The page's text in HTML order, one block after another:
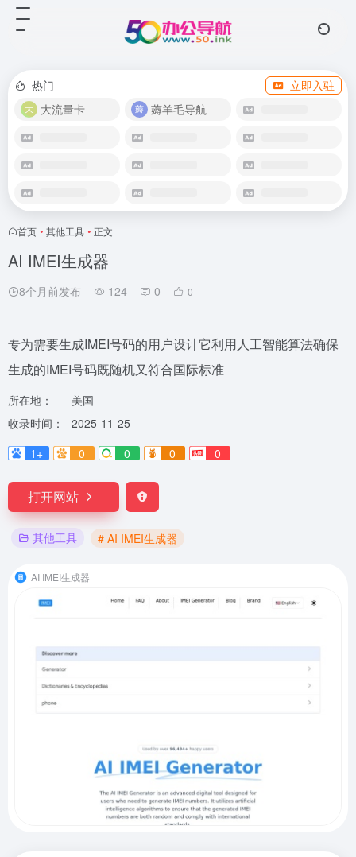
热门
立即入驻
大流量卡
薅羊毛导航
首页 • 其他工具 • 正文
AI IMEI生成器
8个月前发布 124 0 0
专为需要生成IMEI号码的用户设计它利用人工智能算法确保
生成的IMEI号码既随机又符合国际标准
所在地：
美国
收录时间：
2025-11-25
1+
0 0 0 0
打开网站
其他工具 # AI IMEI生成器
AI IMEI生成器